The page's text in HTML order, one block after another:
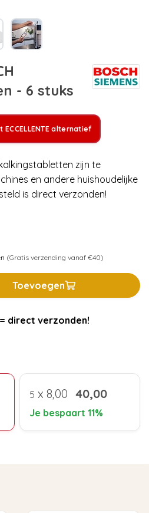
- 6 stuks
alternatief
zijn te
en andere huishoudelijke
is direct verzonden!
(Gratis verzending vanaf €40)
Toevoegen
direct verzonden!
5 x 8,00 40,00
Je bespaart 11%